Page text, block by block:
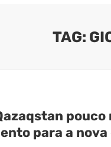
TAG:
pouco
para a nova